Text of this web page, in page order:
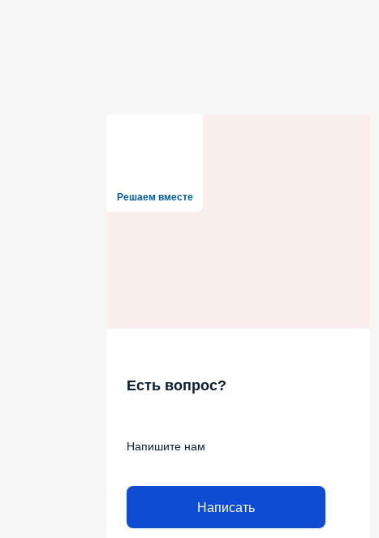
Решаем вместе
Есть вопрос?
Напишите нам
Написать